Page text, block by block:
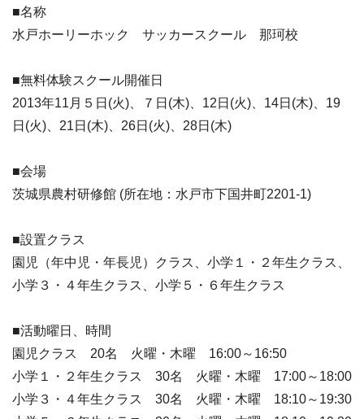
■名称
水戸ホーリーホック サッカースクール 那珂校
■無料体験スクール開催日
2013年11月５日(火)、７日(木)、12日(火)、14日(木)、19
日(火)、21日(木)、26日(火)、28日(木)
■会場
茨城県農村研修館 (所在地：水戸市下国井町2201-1)
■設置クラス
園児（年中児・年長児）クラス、小学１・２年生クラス、
小学３・４年生クラス、小学５・６年生クラス
■活動曜日、時間
園児クラス 20名 火曜・木曜 16:00～16:50
小学１・２年生クラス 30名 火曜・木曜 17:00～18:00
小学３・４年生クラス 30名 火曜・木曜 18:10～19:30